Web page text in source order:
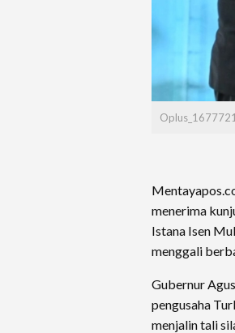
menerima
Istana Isen
menggali
Gubernur
pengusaha
menjalin tali